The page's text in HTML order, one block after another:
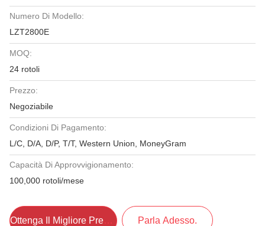
Numero Di Modello:
LZT2800E
MOQ:
24 rotoli
Prezzo:
Negoziabile
Condizioni Di Pagamento:
L/C, D/A, D/P, T/T, Western Union, MoneyGram
Capacità Di Approvvigionamento:
100,000 rotoli/mese
Ottenga Il Migliore Prezzo Parla Adesso.